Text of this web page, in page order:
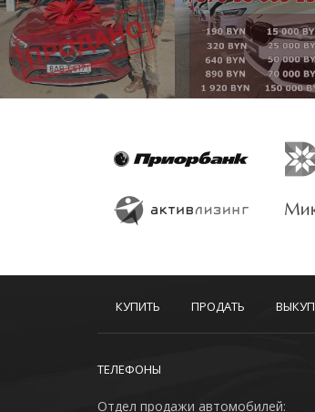
КУПИТЬ ПРОДАТЬ ВЫКУП
ТЕЛЕФОНЫ
Отдел продажи автомобилей: